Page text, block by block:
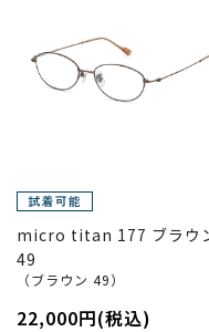
micro titan 177 ブラウ
49
（ブラウン 49）
22,000円(税込)